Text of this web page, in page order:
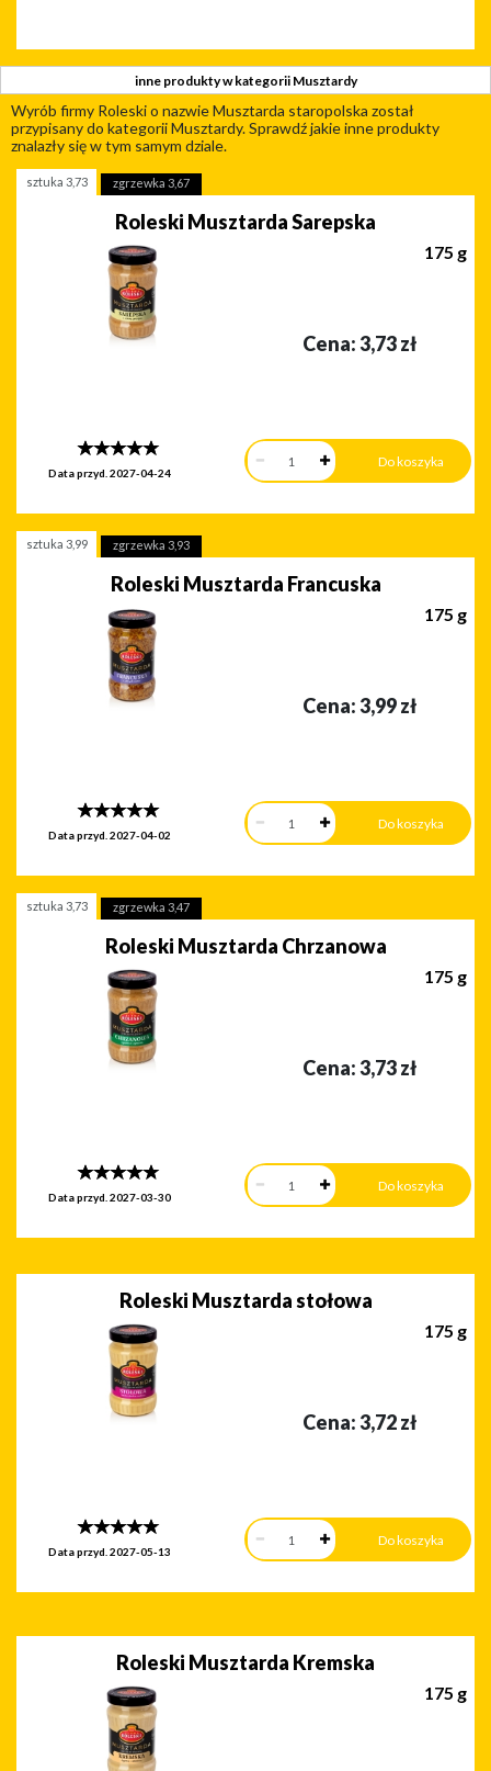
inne produkty w kategorii Musztardy
Wyrób firmy Roleski o nazwie Musztarda staropolska został
przypisany do kategorii Musztardy. Sprawdź jakie inne produkty
znalazły się w tym samym dziale.
sztuka 3,73 zgrzewka 3,67
Roleski Musztarda Sarepska
175 g
Cena:3,73 zł
Data przyd. 2027-04-24
sztuka 3,99 zgrzewka 3,93
Roleski Musztarda Francuska
175 g
Cena:3,99 zł
Data przyd. 2027-04-02
sztuka 3,73 zgrzewka 3,47
Roleski Musztarda Chrzanowa
175 g
Cena:3,73 zł
Data przyd. 2027-03-30
Roleski Musztarda stołowa
175 g
Cena:3,72 zł
Data przyd. 2027-05-13
Roleski Musztarda Kremska
175 g